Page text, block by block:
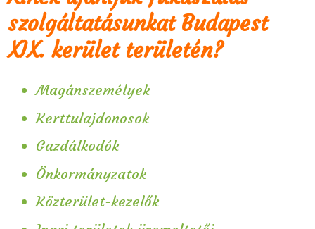
szolgáltatásunkat Budapest
XIX. kerület területén?
Magánszemélyek
Kerttulajdonosok
Gazdálkodók
Önkormányzatok
Közterület-kezelők